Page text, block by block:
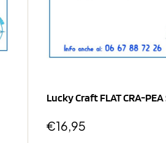
Lucky Craft FLAT CRA-PEA
€16,95